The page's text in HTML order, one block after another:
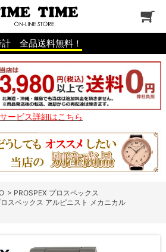
計 全品送料無料！
ービス詳細はこちら
> PROSPEX プロスペックス
スペックス アルピニスト メカニカル